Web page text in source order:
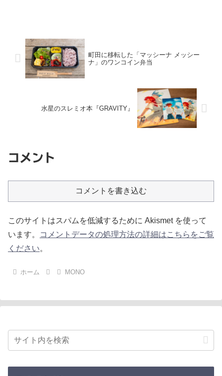
町田に移転した「マッシーナ メッシー
ナ」のワンコイン弁当
水星のスレミオ本『GRAVITY』
コメント
コメントを書き込む
このサイトはスパムを低減するために Akismet を使って
います。
コメントデータの処理方法の詳細はこちらをご覧
ください。
ホーム MONO